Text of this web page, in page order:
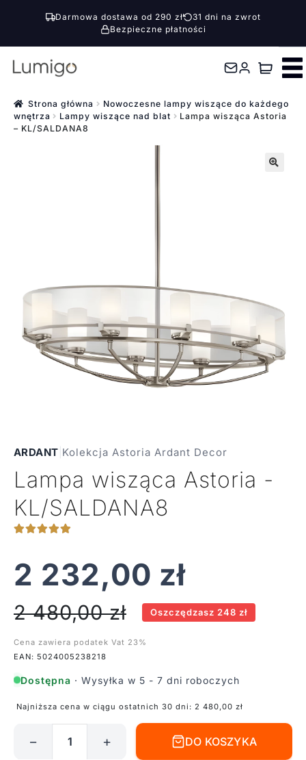
Darmowa dostawa od 290 zł
31 dni na zwrot
Bezpieczne płatności
Przejdź
nawigacji
Przejdź
treści Strona główna
Nowoczesne lampy wiszące do każdego
wnętrza
Lampy wiszące nad blat
Lampa wisząca Astoria
– KL/SALDANA8
ARDANT Kolekcja Astoria Ardant Decor
Lampa wisząca Astoria -
KL/SALDANA8
2 232,00 zł
2 480,00zł Oszczędzasz 248 zł
Cena zawiera podatek Vat 23%
EAN: 5024005238218
Dostępna · Wysyłka w 5 - 7 dni roboczych
Najniższa cena w ciągu ostatnich 30 dni: 2 480,00 zł
− + DO KOSZYKA